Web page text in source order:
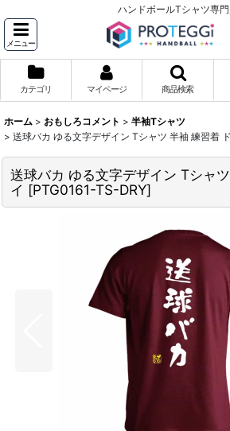
ハンドボールTシャツ専
メニュー
カテゴリ マイページ 商品検索
ホーム > おもしろコメント > 半袖Tシャツ
> 送球バカ ゆる文字デザイン Tシャツ 半袖 練習着
送球バカ ゆる文字デザイン Tシャ
イ [PTG0161-TS-DRY]